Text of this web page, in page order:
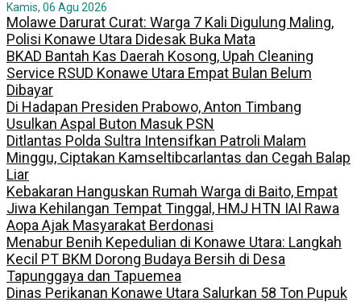
Kamis, 06 Agu 2026
Molawe Darurat Curat: Warga 7 Kali Digulung Maling,
Polisi Konawe Utara Didesak Buka Mata
BKAD Bantah Kas Daerah Kosong, Upah Cleaning
Service RSUD Konawe Utara Empat Bulan Belum
Dibayar
Di Hadapan Presiden Prabowo, Anton Timbang
Usulkan Aspal Buton Masuk PSN
Ditlantas Polda Sultra Intensifkan Patroli Malam
Minggu, Ciptakan Kamseltibcarlantas dan Cegah Balap
Liar
Kebakaran Hanguskan Rumah Warga di Baito, Empat
Jiwa Kehilangan Tempat Tinggal, HMJ HTN IAI Rawa
Aopa Ajak Masyarakat Berdonasi
Menabur Benih Kepedulian di Konawe Utara: Langkah
Kecil PT BKM Dorong Budaya Bersih di Desa
Tapunggaya dan Tapuemea
Dinas Perikanan Konawe Utara Salurkan 58 Ton Pupuk